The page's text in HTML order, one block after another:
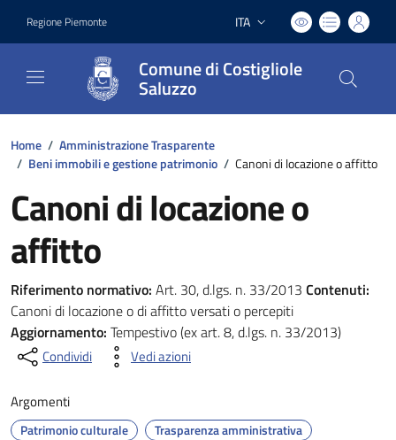
Regione Piemonte Lingua attiva:
ITA
Comune di Costigliole
Saluzzo
Home / Amministrazione Trasparente
/ Beni immobili e gestione patrimonio / Canoni di locazione o affitto
Canoni di locazione o
affitto
Riferimento normativo: Art. 30, d.lgs. n. 33/2013 Contenuti:
Canoni di locazione o di affitto versati o percepiti
Aggiornamento: Tempestivo (ex art. 8, d.lgs. n. 33/2013)
Condividi Vedi azioni
Argomenti
Patrimonio culturale
Trasparenza amministrativa